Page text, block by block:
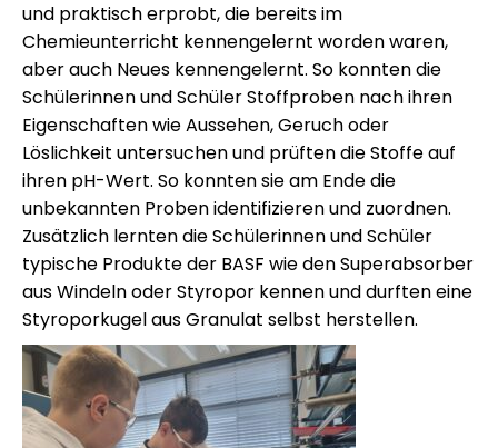
und praktisch erprobt, die bereits im
Chemieunterricht kennengelernt worden waren,
aber auch Neues kennengelernt. So konnten die
Schülerinnen und Schüler Stoffproben nach ihren
Eigenschaften wie Aussehen, Geruch oder
Löslichkeit untersuchen und prüften die Stoffe auf
ihren pH-Wert. So konnten sie am Ende die
unbekannten Proben identifizieren und zuordnen.
Zusätzlich lernten die Schülerinnen und Schüler
typische Produkte der BASF wie den Superabsorber
aus Windeln oder Styropor kennen und durften eine
Styroporkugel aus Granulat selbst herstellen.